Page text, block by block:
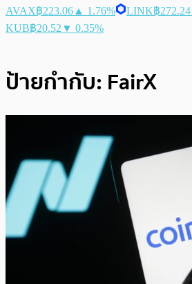
AVAX฿223.06 ▲ 1.76% LINK฿272.24
KUB฿20.52 ▼ 0.35%
ป้ายกำกับ: FairX